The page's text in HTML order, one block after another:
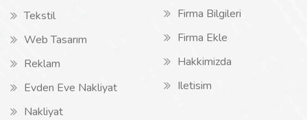
Tekstil
Web Tasarım
Reklam
Evden Eve Nakliyat
Nakliyat
Firma Bilgileri
Firma Ekle
Hakkimizda
Iletisim